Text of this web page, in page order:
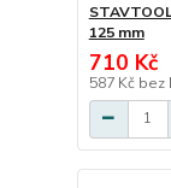
125 mm
710 Kč
587 Kč bez